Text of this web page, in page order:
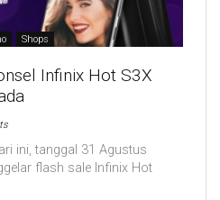
Shops
Infinix Hot S3X
ini, tanggal 31 Agustus
flash sale Infinix Hot